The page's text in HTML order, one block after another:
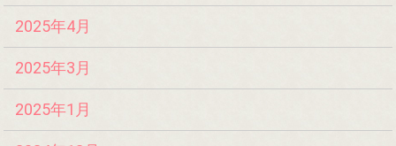
2025年4月
2025年3月
2025年1月